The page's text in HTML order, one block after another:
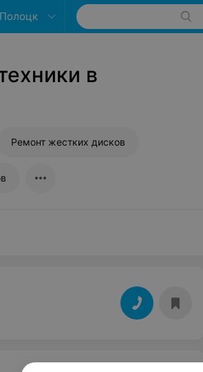
Полоцк
в
Ремонт жестких дисков